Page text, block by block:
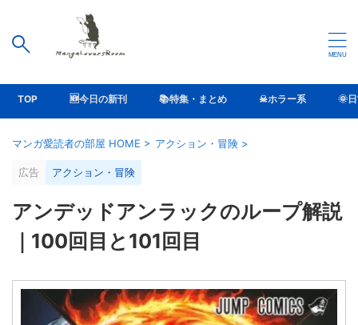
TOP 🆕今日の新刊 📚特集・まとめ ☠ホラー系 🌞
マンガ愛読者の部屋 HOME > アクション・冒険 >
広告 アクション・冒険
アンデッドアンラックのループ解説
｜100回目と101回目